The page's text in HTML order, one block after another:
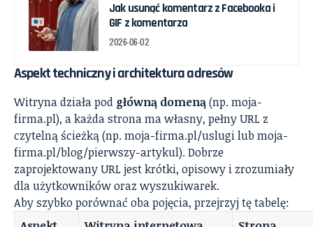
Jak usunąć komentarz z Facebooka i
GIF z komentarza
2026-06-02
Aspekt techniczny i architektura adresów
Witryna działa pod główną domeną(np. moja-
firma.pl), a każda strona ma własny, pełny URL z
czytelną ścieżką (np. moja-firma.pl/uslugi lub moja-
firma.pl/blog/pierwszy-artykul). Dobrze
zaprojektowany URL jest krótki, opisowy i zrozumiały
dla użytkowników oraz wyszukiwarek.
Aby szybko porównać oba pojęcia, przejrzyj tę tabelę: